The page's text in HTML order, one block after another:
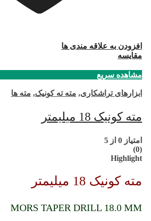
افزودن به علاقه مندی ها
مقایسه
مشاهده سریع
ابزارهای تراشکاری, مته ته کونیک, مته ها
مته کونیک 18 میلیمتر
امتیاز 0 از 5
(0)
Highlight
مته کونیک 18 میلیمتر
MORS TAPER DRILL 18.0 MM